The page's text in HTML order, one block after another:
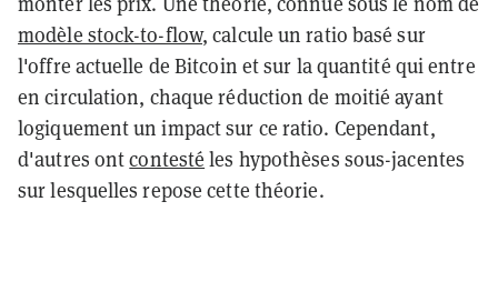
modèle stock-to-flow, calcule un ratio basé sur
l'offre actuelle de Bitcoin et sur la quantité qui entre
en circulation, chaque réduction de moitié ayant
logiquement un impact sur ce ratio. Cependant,
d'autres ontcontesté les hypothèses sous-jacentes
sur lesquelles repose cette théorie.